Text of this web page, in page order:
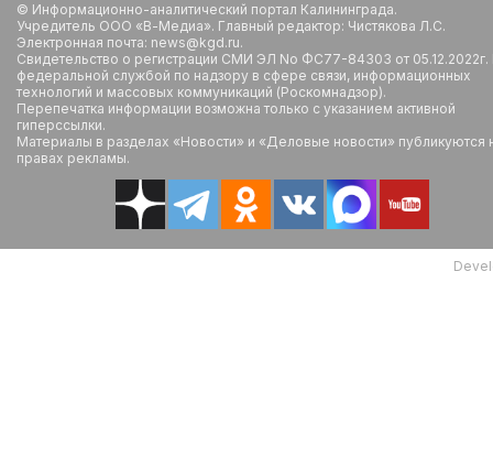
© Информационно-аналитический портал Калининграда.
Учредитель ООО «В-Медиа». Главный редактор: Чистякова Л.С.
Электронная почта: news@kgd.ru.
Свидетельство о регистрации СМИ ЭЛ No ФС77-84303 от
федеральной службой по надзору в сфере связи, информационных
технологий и массовых коммуникаций (Роскомнадзор).
Перепечатка информации возможна только с указанием активной
гиперссылки.
Материалы в разделах «Новости» и «Деловые новости» публикуются
правах рекламы.